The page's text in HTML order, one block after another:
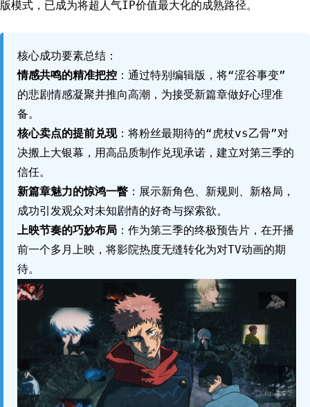
版模式，已成为将超人气IP价值最大化的成熟路径。
核心成功要素总结：
情感共鸣的精准把控 ：通过特别编辑版，将“涩谷事变”
的悲剧情感凝聚并推向高潮，为接受新篇章做好心理准
备。
核心卖点的提前兑现：将粉丝最期待的“虎杖vs乙骨”对
决搬上大银幕，用高品质制作兑现承诺，建立对第三季的
信任。
新篇章魅力的惊鸿一瞥 ：展示新角色、新规则、新格局，
成功引发观众对未知剧情的好奇与探索欲。
上映节奏的巧妙布局 ：作为第三季的终极预告片，在开播
前一个多月上映，将影院热度无缝转化为对TV动画的期
待。